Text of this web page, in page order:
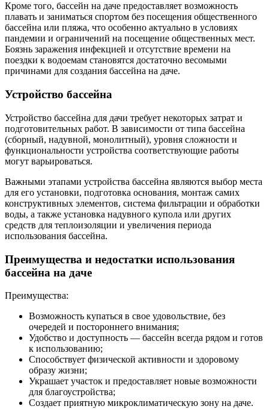
Кроме того, бассейн на даче предоставляет возможность
плавать и заниматься спортом без посещения общественного
бассейна или пляжа, что особенно актуально в условиях
пандемии и ограничений на посещение общественных мест.
Боязнь заражения инфекцией и отсутствие времени на
поездки к водоемам становятся достаточно весомыми
причинами для создания бассейна на даче.
Устройство бассейна
Устройство бассейна для дачи требует некоторых затрат и
подготовительных работ. В зависимости от типа бассейна
(сборный, надувной, монолитный), уровня сложности и
функциональности устройства соответствующие работы
могут варьироваться.
Важными этапами устройства бассейна являются выбор места
для его установки, подготовка основания, монтаж самих
конструктивных элементов, система фильтрации и обработки
воды, а также установка надувного купола или других
средств для теплоизоляции и увеличения периода
использования бассейна.
Преимущества и недостатки использования
бассейна на даче
Преимущества:
Возможность купаться в свое удовольствие, без
очередей и постороннего внимания;
Удобство и доступность — бассейн всегда рядом и готов
к использованию;
Способствует физической активности и здоровому
образу жизни;
Украшает участок и предоставляет новые возможности
для благоустройства;
Создает приятную микроклиматическую зону на даче.